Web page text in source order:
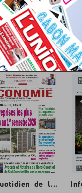
DE L'ECO
2026
également aimé...
de l...